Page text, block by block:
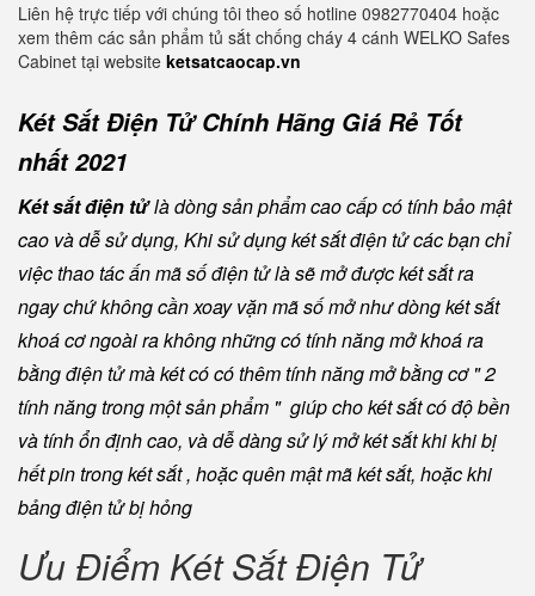
Liên hệ trực tiếp với chúng tôi theo số hotline 0982770404 hoặc
xem thêm các sản phẩm tủ sắt chống cháy 4 cánh WELKO Safes
Cabinet tại website ketsatcaocap.vn
Két Sắt Điện Tử Chính Hãng Giá Rẻ Tốt
nhất 2021
Két sắt điện tửlà dòng sản phẩm cao cấp có tính bảo mật
cao và dễ sử dụng, Khi sử dụng két sắt điện tử các bạn chỉ
việc thao tác ấn mã số điện tử là sẽ mở được két sắt ra
ngay chứ không cần xoay vặn mã số mở như dòng két sắt
khoá cơ ngoài ra không những có tính năng mở khoá ra
bằng điện tử mà két có có thêm tính năng mở bằng cơ " 2
tính năng trong một sản phẩm " giúp cho két sắt có độ bền
và tính ổn định cao, và dễ dàng sử lý mở két sắt khi khi bị
hết pin trong két sắt , hoặc quên mật mã két sắt, hoặc khi
bảng điện tử bị hỏng
Ưu Điểm Két Sắt Điện Tử